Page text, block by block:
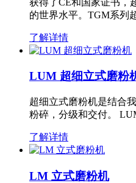
的世界水平。TGM系列
了解详情
LUM 超细立式磨粉
超细立式磨粉机是结合
粉碎，分级和交付。
了解详情
LM 立式磨粉机